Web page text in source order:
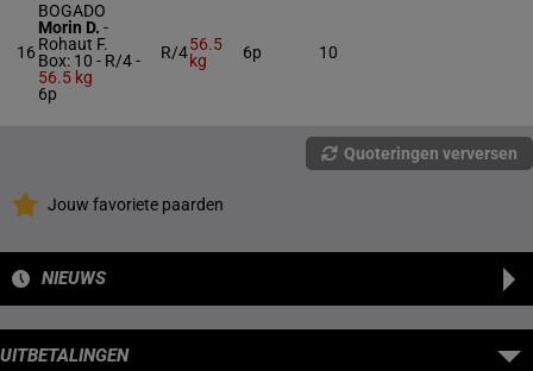
16
BOGADO
Morin D. -
Rohaut F.
Box: 10 - R/4 -
56.5 kg
6p
R/456.5
kg
6p 10
Quoteringen verversen
Jouw favoriete paarden
NIEUWS
UITBETALINGEN